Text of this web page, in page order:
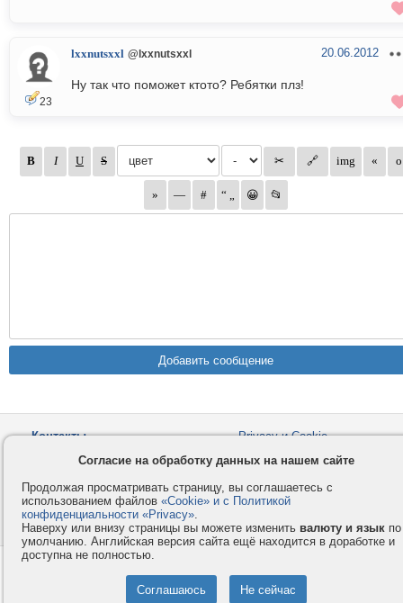
23
lxxnutsxxl @lxxnutsxxl 20.06.2012
Ну так что поможет ктото? Ребятки плз!
Контакты
Компания
Privacy и Cookie
Правила и условия
Как оплатить
Форумы
© 2008-2026VMESTE.EU- Все права защищены.
Согласие на обработку данных на нашем сайте
Продолжая просматривать страницу, вы соглашаетесь с
использованием файлов «Cookie» и с Политикой
конфиденциальности «Privacy».
Наверху или внизу страницы вы можете изменить валюту и язык по
умолчанию. Английская версия сайта ещё находится в доработке и
доступна не полностью.